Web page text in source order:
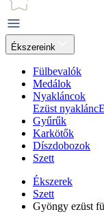
Ékszereink
Fülbevalók
Medálok
Nyakláncok
Ezüst nyaklánc
Gyűrűk
Karkötők
Díszdobozok
Szett
Ékszerek
Szett
Gyöngy ezüst